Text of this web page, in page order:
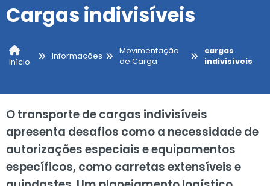
Cargas indivisíveis
Início
Informações
Movimentação
de Carga
cargas
indivisíveis
O transporte de cargas indivisíveis
apresenta desafios como a necessidade de
autorizações especiais e equipamentos
específicos, como carretas extensíveis e